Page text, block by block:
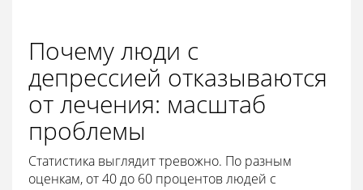
Почему люди с
депрессией отказываются
от лечения: масштаб
проблемы
Статистика выглядит тревожно. По разным
оценкам, от 40 до 60 процентов людей с